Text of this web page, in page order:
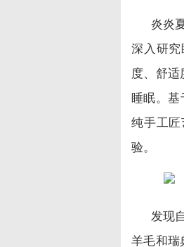
炎炎
深入研
度、舒
睡眠。
纯手工
验。
发现
羊毛和瑞